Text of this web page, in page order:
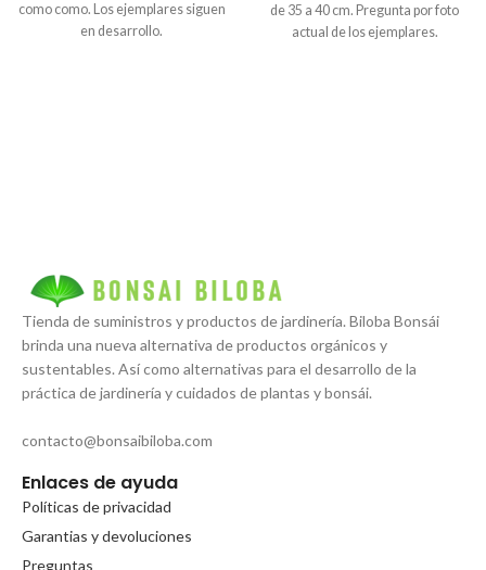
como como. Los ejemplares siguen
en desarrollo.
de 35 a 40 cm. Pregunta por foto
actual de los ejemplares.
Tienda de suministros y productos de jardinería. Biloba Bonsái
brinda una nueva alternativa de productos orgánicos y
sustentables. Así como alternativas para el desarrollo de la
práctica de jardinería y cuidados de plantas y bonsái.
contacto@bonsaibiloba.com
Enlaces de ayuda
Políticas de privacidad
Garantias y devoluciones
Preguntas